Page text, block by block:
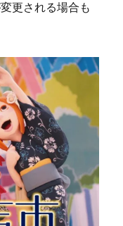
更される場合も